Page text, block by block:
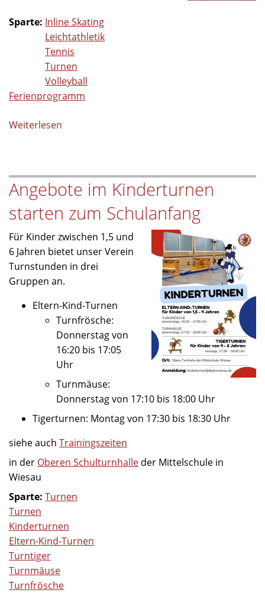
Sparte: Inline Skating
Leichtathletik
Tennis
Turnen
Volleyball
Ferienprogramm
Weiterlesen
begeistert
Kinder
beim
der
Gemeinde
Wiesau
Angebote im Kinderturnen
starten zum Schulanfang
Für Kinder zwischen 1,5 und
6 Jahren bietet unser Verein
Turnstunden in drei
Gruppen an.
Eltern-Kind-Turnen
Turnfrösche:
Donnerstag von
16:20 bis 17:05
Uhr
Turnmäuse:
Donnerstag von 17:10 bis 18:00 Uhr
Tigerturnen: Montag von 17:30 bis 18:30 Uhr
siehe auch Trainingszeiten
in der Oberen Schulturnhalle der Mittelschule in
Wiesau
Sparte: Turnen
Turnen
Kinderturnen
Eltern-Kind-Turnen
Turntiger
Turnmäuse
Turnfrösche